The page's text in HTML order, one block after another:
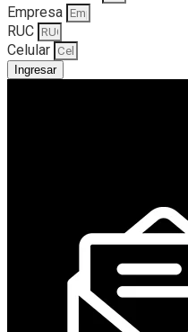
Empresa
RUC
Celular
Ingresar